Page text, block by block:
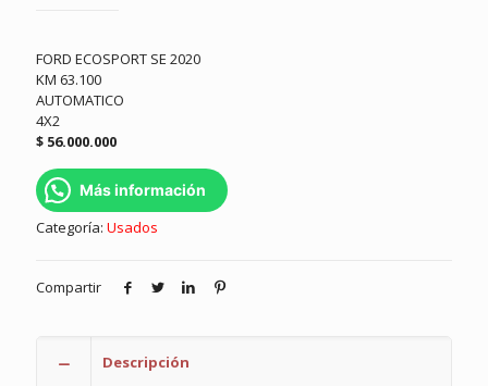
FORD ECOSPORT SE 2020
KM 63.100
AUTOMATICO
4X2
$ 56.000.000
Más información
Categoría: Usados
Compartir
Descripción